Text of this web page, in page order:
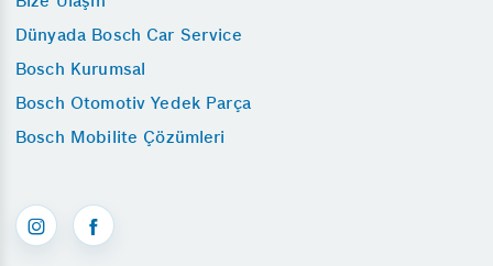
Dünyada Bosch Car Service
Bosch Kurumsal
Bosch Otomotiv Yedek Parça
Bosch Mobilite Çözümleri